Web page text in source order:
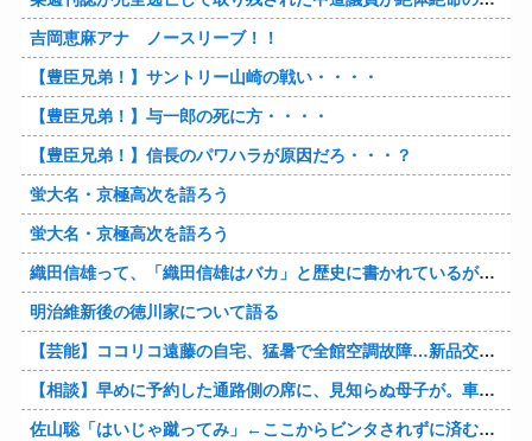
吉岡恵麻アナ ノースリーブ！！
【豊臣兄弟！】サントリー山崎の戦い・・・・
【豊臣兄弟！】与一郎の死に方・・・・
【豊臣兄弟！】信長のパワハラが原因だろ・・・？
蛍大名・京極高次を語ろう
蛍大名・京極高次を語ろう
織田信雄って、「織田信雄はバカ」と歴史に書かれているが今まで家が残っているんでバカではないよな？
明治維新後の徳川家について語る
【芸能】ココリコ遠藤の自宅、猛暑で全館空調故障…新品交換費300万円…高額費用に「高すぎる」
【相談】早めに予約した通路側の席に、見知らぬ母子が。車掌の呼びかけにも「目を閉じて無視」して居座られました。無理やり奪われた席は、結局“やったもん勝ち”になってしまうのでしょうか？
佐山聡「はいじゃ蹴ってみ」←ここからビンタされずに済む方法